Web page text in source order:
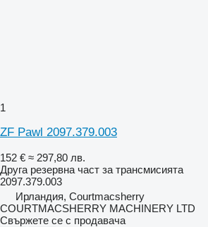
1
ZF Pawl 2097.379.003
152 € ≈ 297,80 лв.
Друга резервна част за трансмисията
2097.379.003
Ирландия, Courtmacsherry
COURTMACSHERRY MACHINERY LTD
Свържете се с продавача